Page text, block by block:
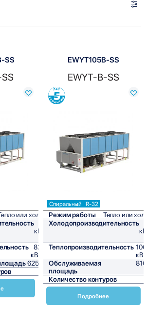
SS
или холод
кВт/
82,2
кВт/ч
625 м²
EWYT105B-SS
EWYT-B-SS
Сравнить
Спиральный R-32
Режим работы
Тепло или
Холодопроизводительность
Теплопроизводительность
Обслуживаемая
площадь
Количество контуров
Подробнее